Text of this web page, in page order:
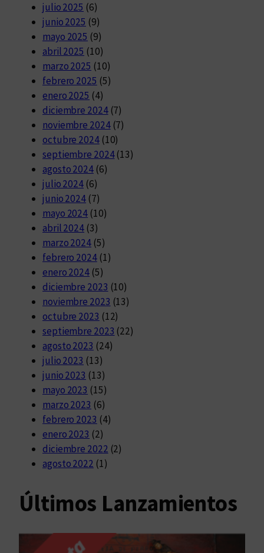
julio 2025 (6)
junio 2025 (9)
mayo 2025 (9)
abril 2025 (10)
marzo 2025 (10)
febrero 2025 (5)
enero 2025 (4)
diciembre 2024(7)
noviembre 2024(7)
octubre 2024(10)
septiembre 2024(13)
agosto 2024(6)
julio 2024 (6)
junio 2024 (7)
mayo 2024 (10)
abril 2024 (3)
marzo 2024 (5)
febrero 2024(1)
enero 2024 (5)
diciembre 2023 (10)
noviembre 2023 (13)
octubre 2023 (12)
septiembre 2023 (22)
agosto 2023 (24)
julio 2023 (13)
junio 2023 (13)
mayo 2023 (15)
marzo 2023 (6)
febrero 2023 (4)
enero 2023 (2)
diciembre 2022 (2)
agosto 2022 (1)
Últimos Lanzamientos